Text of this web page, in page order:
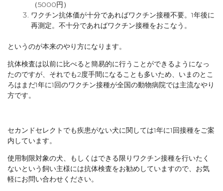
（5000円）
ワクチン抗体価が十分であればワクチン接種不要。1年後に
再測定。不十分であればワクチン接種をおこなう。
というのが本来のやり方になります。
抗体検査は以前に比べると簡易的に行うことができるようになっ
たのですが、それでも2度手間になることも多いため、いまのとこ
ろはまだ1年に1回のワクチン接種が全国の動物病院では主流なやり
方です。
セカンドセレクトでも疾患がない犬に関しては1年に1回接種をご案
内しています。
使用制限対象の犬、もしくはできる限りワクチン接種を行いたく
ないという飼い主様には抗体検査をお勧めしていますので、お気
軽にお問い合わせください。